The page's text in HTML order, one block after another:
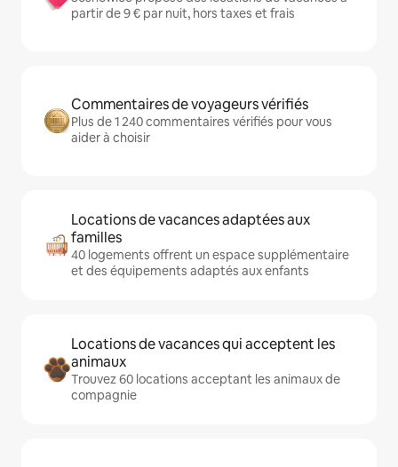
partir de 9 € par nuit, hors taxes et frais
Commentaires de voyageurs vérifiés
Plus de 1 240 commentaires vérifiés pour vous
aider à choisir
Locations de vacances adaptées aux
familles
40 logements offrent un espace supplémentaire
et des équipements adaptés aux enfants
Locations de vacances qui acceptent les
animaux
Trouvez 60 locations acceptant les animaux de
compagnie